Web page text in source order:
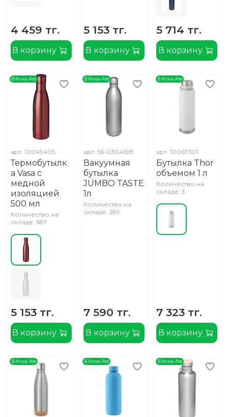
4 459 тг.
В корзину
5 153 тг.
В корзину
5 714 тг.
В корзину
В Алма-Ате
арт. 10049405
Термобутылк
а Vasa c
медной
изоляцией
500 мл
Количество на
складе: 587
5 153 тг.
В корзину
В Алма-Ате
арт.56-0304598
Вакуумная
бутылка
JUMBO TASTE
1л
Количество на
складе: 285
7 590 тг.
В корзину
В Алма-Ате
арт.10067301
Бутылка Thor
объемом 1 л
Количество на
складе: 3
7 323 тг.
В корзину
В Алма-Ате В Алма-Ате В Алма-Ате